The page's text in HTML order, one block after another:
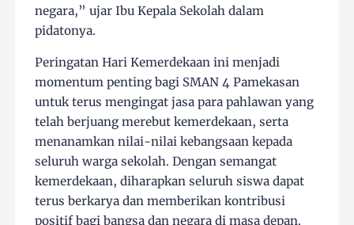
negara,” ujar Ibu Kepala Sekolah dalam
pidatonya.
Peringatan Hari Kemerdekaan ini menjadi
momentum penting bagi SMAN 4 Pamekasan
untuk terus mengingat jasa para pahlawan yang
telah berjuang merebut kemerdekaan, serta
menanamkan nilai-nilai kebangsaan kepada
seluruh warga sekolah. Dengan semangat
kemerdekaan, diharapkan seluruh siswa dapat
terus berkarya dan memberikan kontribusi
positif bagi bangsa dan negara di masa depan.